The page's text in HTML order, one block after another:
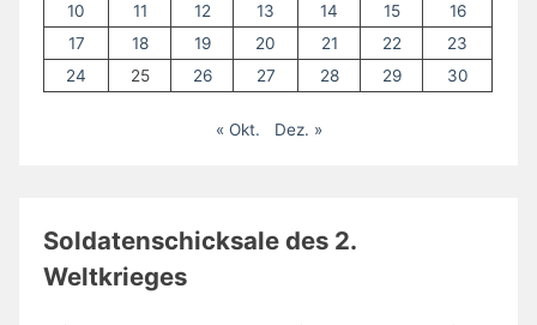
10
11 12 13 14 15
16
17
18 19 20 21 22
23
24
25 26 27 28 29 30
« Okt. Dez. »
Soldatenschicksale des 2.
Weltkrieges